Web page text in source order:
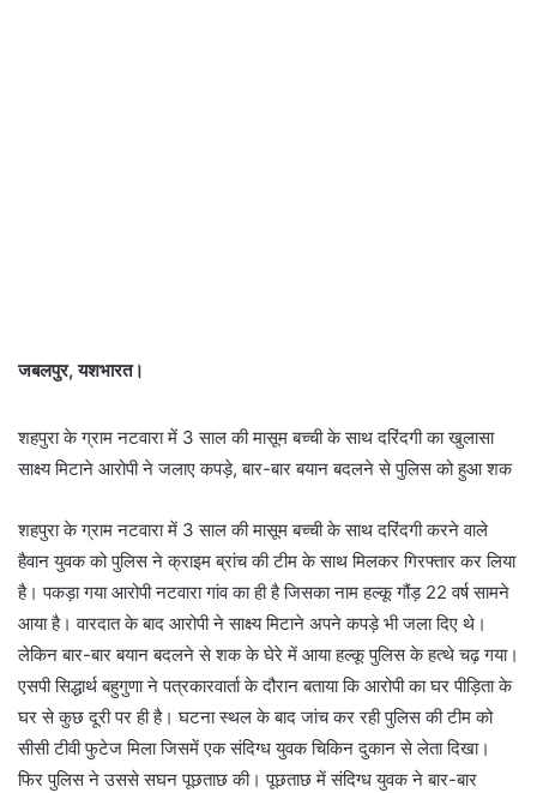
जबलपुर, यशभारत।
शहपुरा के ग्राम नटवारा में 3 साल की मासूम बच्ची के साथ दरिंदगी का खुलासा
साक्ष्य मिटाने आरोपी ने जलाए कपड़े, बार-बार बयान बदलने से पुलिस को हुआ शक
शहपुरा के ग्राम नटवारा में 3 साल की मासूम बच्ची के साथ दरिंदगी करने वाले
हैवान युवक को पुलिस ने क्राइम ब्रांच की टीम के साथ मिलकर गिरफ्तार कर लिया
है। पकड़ा गया आरोपी नटवारा गांव का ही है जिसका नाम हल्कू गौंड़ 22 वर्ष सामने
आया है। वारदात के बाद आरोपी ने साक्ष्य मिटाने अपने कपड़े भी जला दिए थे।
लेकिन बार-बार बयान बदलने से शक के घेरे में आया हल्कू पुलिस के हत्थे चढ़ गया।
एसपी सिद्धार्थ बहुगुणा ने पत्रकारवार्ता के दौरान बताया कि आरोपी का घर पीड़िता के
घर से कुछ दूरी पर ही है। घटना स्थल के बाद जांच कर रही पुलिस की टीम को
सीसी टीवी फुटेज मिला जिसमें एक संदिग्ध युवक चिकिन दुकान से लेता दिखा।
फिर पुलिस ने उससे सघन पूछताछ की। पूछताछ में संदिग्ध युवक ने बार-बार